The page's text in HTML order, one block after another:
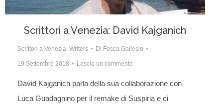
Scrittori a Venezia: David Kajganich
Scrittori a Venezia Writers Di Fosca Gallesio
19 Settembre 2018 Lascia un commento
David Kajganich parla della sua collaborazione con
Luca Guadagnino per il remake di Suspiria e ci